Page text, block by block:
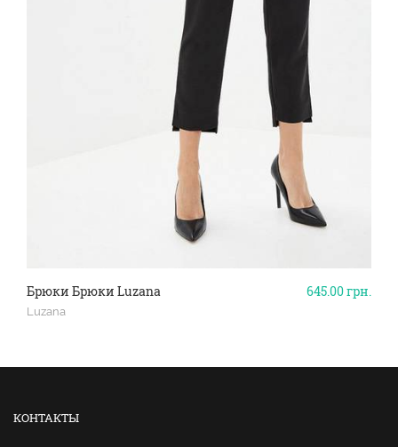
645.00грн.
Брюки Брюки Luzana
Luzana
КОНТАКТЫ